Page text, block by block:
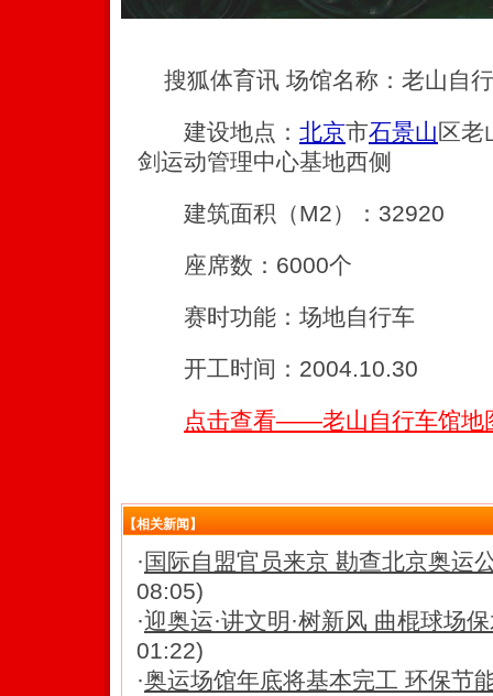
搜狐体育讯 场馆名称：老山自
建设地点： 北京市石景山 区老
剑运动管理中心基地西侧
建筑面积（M2）：32920
座席数：6000个
赛时功能：场地自行车
开工时间：2004.10.30
点击查看——老山自行车馆地
【相关新闻】
· 国际自盟官员来京 勘查北京奥运
08:05)
·迎奥运·讲文明·树新风 曲棍球场
01:22)
·奥运场馆年底将基本完工 环保节